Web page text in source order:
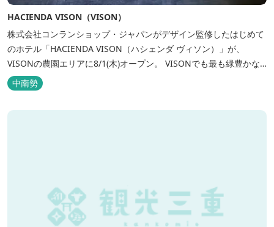
HACIENDA VISON（VISON）
株式会社コンランショップ・ジャパンがデザイン監修したはじめて
のホテル「HACIENDA VISON（ハシェンダ ヴィソン）」が、
VISONの農園エリアに8/1(木)オープン。 VISONでも最も緑豊かな
農園エリアに建つHACIENDA VISON。 ホテル名
の“HACIENDA”は、スペイン語で荘園の主の館を...
中南勢